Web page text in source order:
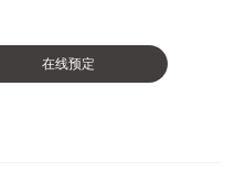
纤维含量，改善口感。肉制品保水
提升鲜嫩度。脂肪替代:部分替代肉
补充:直接冲调成燕麦粥或搭配牛奶
量食品:制作饼干、面包时替代部分
在线预定